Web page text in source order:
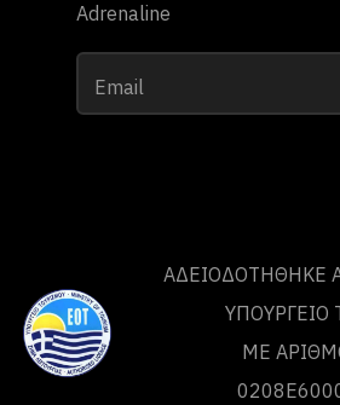
Adrenaline
Email
ΑΔΕΙΟΔΟΤΗΘΗΚΕ
ΥΠΟΥΡΓΕΙΟ
ΜΕ